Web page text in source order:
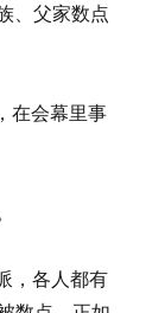
、父家数点
在会幕里事
，各人都有